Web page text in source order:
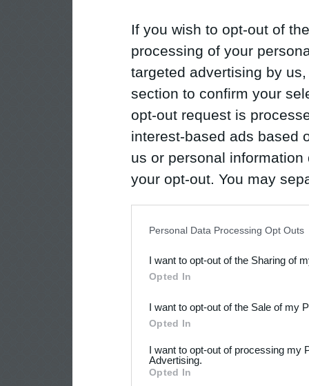
If you wish to opt-out of
processing of your
targeted advertising by
section to confirm your
opt-out request is
interest-based ads based
us or personal
your opt-out. You may
Downstream Participants
third parties.
Personal Data Processing Opt Outs
I want to opt-out of the Sharing of
Opted In
I want to opt-out of the Sale of my
Opted In
I want to opt-out of processing my
Advertising.
Opted In